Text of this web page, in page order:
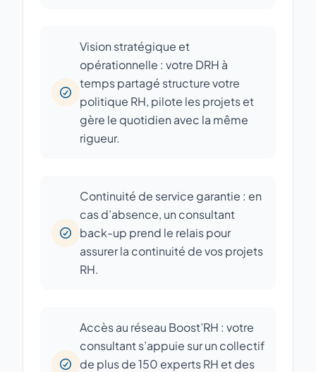
Vision stratégique et
opérationnelle : votre DRH à
temps partagé structure votre
politique RH, pilote les projets et
gère le quotidien avec la même
rigueur.
Continuité de service garantie : en
cas d’absence, un consultant
back-up prend le relais pour
assurer la continuité de vos projets
RH.
Accès au réseau Boost’RH : votre
consultant s’appuie sur un collectif
de plus de 150 experts RH et des